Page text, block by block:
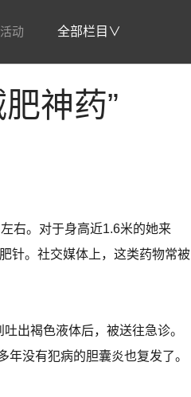
活动 全部栏目∨
神药”
右。对于身高近1.6米的她来
针。社交媒体上，这类药物常被
出褐色液体后，被送往急诊。
没有犯病的胆囊炎也复发了。